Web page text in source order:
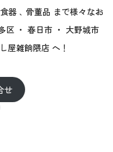
器 ､ 骨董品 まで様々なお
区 ・ 春日市 ・ 大野城市
屋雑餉隈店 へ！
せ